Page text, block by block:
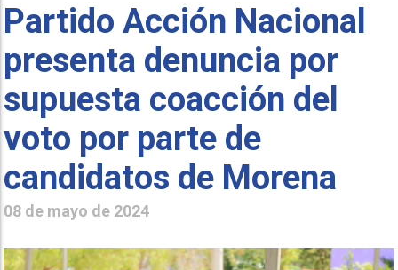
Partido Acción Nacional
presenta denuncia por
supuesta coacción del
voto por parte de
candidatos de Morena
08 de mayo de 2024